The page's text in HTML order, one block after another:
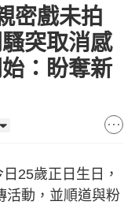
密戲未拍
突取消感
：盼奪新
25歲正日生日，
活動，並順道與粉